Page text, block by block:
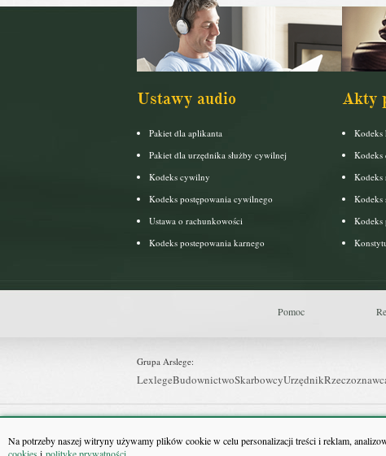
Na potrzeby naszej witryny używamy plików cookie w celu personalizacji treści i reklam,
Ustawy audio
Pakiet dla aplikanta
Pakiet dla urzędnika służby cywilnej
Kodeks cywilny
Kodeks postępowania cywilnego
Ustawa o rachunkowości
Kodeks postepowania karnego
Akty
Kodeks
Kodeks
Kodeks
Kodeks
Pomoc
Grupa Arslege:
LexlegeBudownictwoSkarbowcyUrzędnik
Grupa Bonnier:
Puls BiznesuBankierPuls MedycynyMonitor FirmPuls